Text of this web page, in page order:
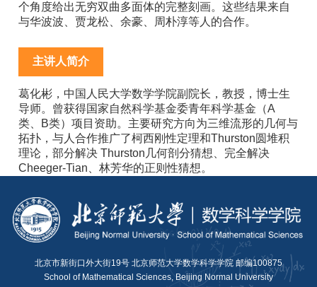
个角度给出无穷双曲多面体的完整刻画。这些结果来自
与华波波、贾龙松、余豪、周朴淳等人的合作。
主讲人简介
葛化彬，中国人民大学数学学院副院长，教授，博士生
导师。曾获得国家自然科学基金委青年科学基金（A
类、B类）项目资助。主要研究方向为三维流形的几何与
拓扑，与人合作推广了柯西刚性定理和Thurston圆堆积
理论，部分解决 Thurston几何剖分猜想、完全解决
Cheeger-Tian、林芳华的正则性猜想。
北京市新街口外大街19号 北京师范大学数学科学学院 邮编100875
School of Mathematical Sciences, Beijing Normal University